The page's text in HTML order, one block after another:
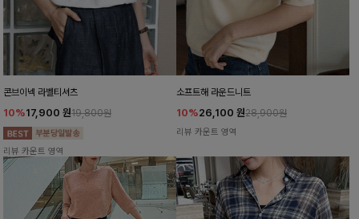
콘브이넥 라벨티셔츠
10%17,900 원19,800원
리뷰 카운트 영역
소프트해 라운드니트
10%26,100 원28,900원
리뷰 카운트 영역